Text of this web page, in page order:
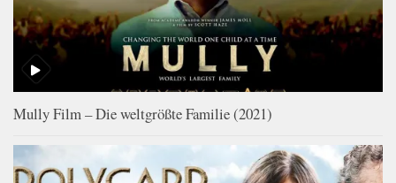
Mully Film – Die weltgrößte Familie (2021)